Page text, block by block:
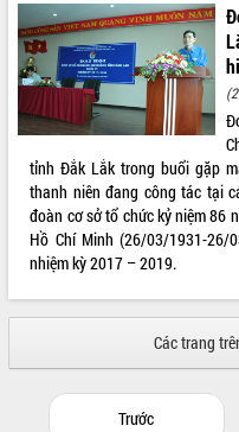
Tập huấn nâng cao năng lực triển
chuyển đổi số cho cán bộ, công
cấp xã
Đắk Lắk phát động hưởng ứng Ngày
Quyền của người tiêu dùng Việt Nam
2026
Đẩy mạnh cải cách hành chính,
tâm đạt được mục tiêu tăng trưởng
hai con số trong năm 2026
Tổ chức trang trọng Lễ hội Đền thờ
Lương Văn Chánh năm 2026
Phó Bí thư Tỉnh ủy Đắk Lắk Đỗ Hữu
số y tế tại Đắk Lắk
tỉnh Đắk Lắk trong buổi gặp
thanh niên đang công tác tại
đoàn cơ sở tổ chức kỷ niệm 86
Hồ Chí Minh (26/03/1931-
nhiệm kỳ 2017 – 2019.
Các trang
Trước